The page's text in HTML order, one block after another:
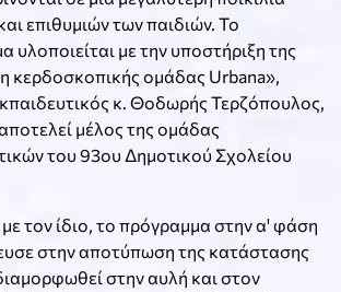
επιθυμιών των παιδιών. Το
υλοποιείται με την υποστήριξη της
κερδοσκοπικής ομάδας Urbana»,
κ. Θοδωρής Τερζόπουλος,
μέλος της ομάδας
του 93ου Δημοτικού Σχολείου
τον ίδιο, το πρόγραμμα στην α' φάση
στην αποτύπωση της κατάστασης
στην αυλή και στον